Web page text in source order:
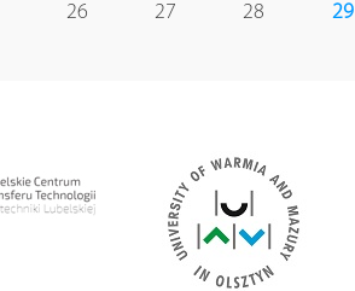
26 27 28 29